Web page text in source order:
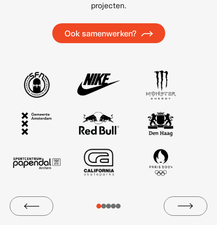
projecten.
Ook samenwerken?